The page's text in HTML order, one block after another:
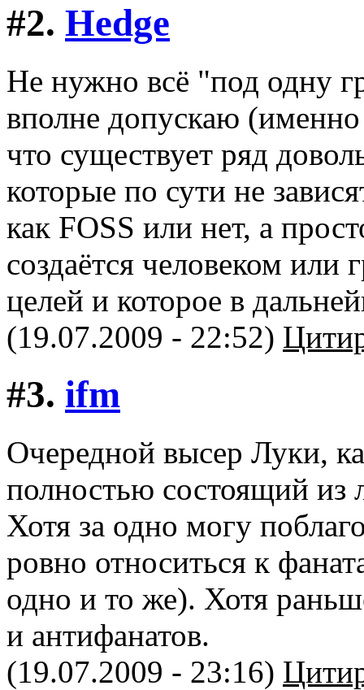
#2. Hedge
Не нужно всё "под одну
вполне допускаю
что существует ряд
которые по сути не
как FOSS или нет, а
создаётся человеком или
целей и которое в
(19.07.2009 - 22:52)
#3. ifm
Очередной высер Луки,
полностью состоящий из
Хотя за одно могу
ровно относиться к
одно и то же). Хотя
и антифанатов.
(19.07.2009 - 23:16)